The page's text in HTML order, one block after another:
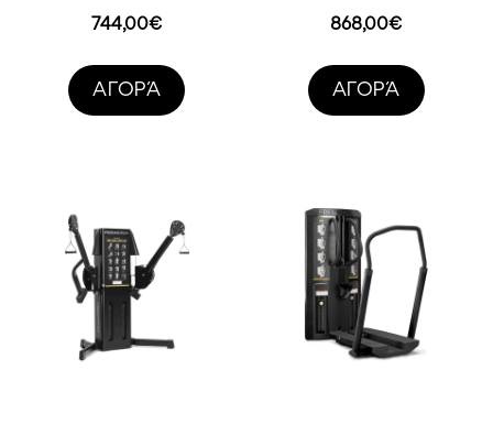
744,00€
AΓΟΡΆ
868,00€
AΓΟΡΆ